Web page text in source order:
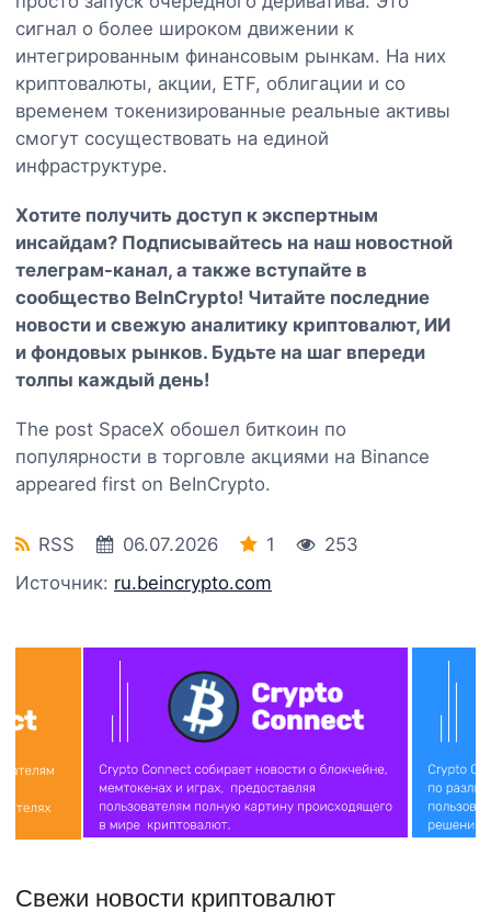
сигнал о более широком движении к
интегрированным финансовым рынкам. На них
криптовалюты, акции, ETF, облигации и со
временем токенизированные реальные активы
смогут сосуществовать на единой
инфраструктуре.
Хотите получить доступ к экспертным
инсайдам? Подписывайтесь на наш новостной
телеграм-канал, а также вступайте в
сообщество BeInCrypto! Читайте последние
новости и свежую аналитику криптовалют, ИИ
и фондовых рынков. Будьте на шаг впереди
толпы каждый день!
The post SpaceX обошел биткоин по
популярности в торговле акциями на Binance
appeared first on BeInCrypto.
RSS 06.07.2026 1
253
Источник: ru.beincrypto.com
Свежи новости криптовалют